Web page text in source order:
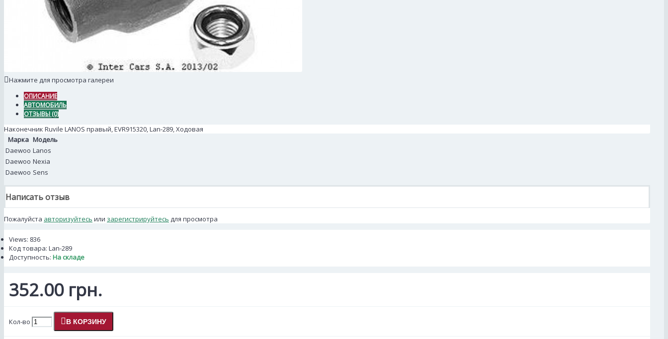
Нажмите для просмотра галереи
ОПИСАНИЕ
АВТОМОБИЛЬ
ОТЗЫВЫ (0)
Наконечник Ruvile LANOS правый, EVR915320, Lan-289, Ходовая
Марка Модель
Daewoo Lanos
Daewoo Nexia
Daewoo Sens
Написать отзыв
Пожалуйста авторизуйтесь или зарегистрируйтесь для просмотра
Views: 836
Код товара: Lan-289
Доступность: На складе
352.00 грн.
Кол-во В КОРЗИНУ